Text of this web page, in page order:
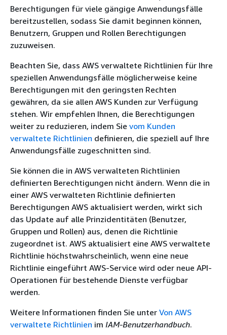
Berechtigungen für viele gängige Anwendungsfälle
bereitzustellen, sodass Sie damit beginnen können,
Benutzern, Gruppen und Rollen Berechtigungen
zuzuweisen.
Beachten Sie, dass AWS verwaltete Richtlinien für Ihre
speziellen Anwendungsfälle möglicherweise keine
Berechtigungen mit den geringsten Rechten
gewähren, da sie allen AWS Kunden zur Verfügung
stehen. Wir empfehlen Ihnen, die Berechtigungen
weiter zu reduzieren, indem Sie vom Kunden
verwaltete Richtlinien definieren, die speziell auf Ihre
Anwendungsfälle zugeschnitten sind.
Sie können die in AWS verwalteten Richtlinien
definierten Berechtigungen nicht ändern. Wenn die in
einer AWS verwalteten Richtlinie definierten
Berechtigungen AWS aktualisiert werden, wirkt sich
das Update auf alle Prinzidentitäten (Benutzer,
Gruppen und Rollen) aus, denen die Richtlinie
zugeordnet ist. AWS aktualisiert eine AWS verwaltete
Richtlinie höchstwahrscheinlich, wenn eine neue
Richtlinie eingeführt AWS-Service wird oder neue API-
Operationen für bestehende Dienste verfügbar
werden.
Weitere Informationen finden Sie unter Von AWS
verwaltete Richtlinien im IAM-Benutzerhandbuch.